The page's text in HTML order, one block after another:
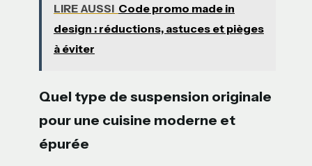
LIRE AUSSI Code promo made in
design : réductions, astuces et pièges
à éviter
Quel type de suspension originale
pour une cuisine moderne et
épurée